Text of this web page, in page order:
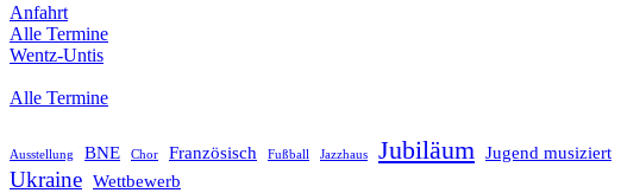
Anfahrt
Alle Termine
Wentz-Untis
Alle Termine
Ausstellung BNE Chor Französisch Fußball Jazzhaus Jubiläum Jugend musiziert
Ukraine Wettbewerb